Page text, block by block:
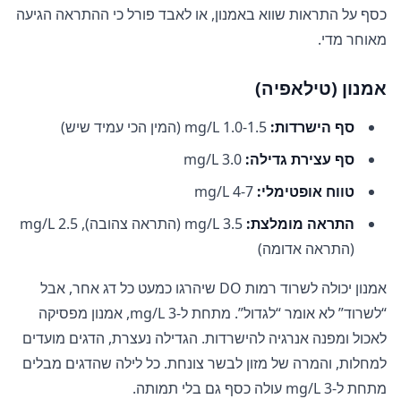
כסף על התראות שווא באמנון, או לאבד פורל כי ההתראה הגיעה
מאוחר מדי.
אמנון (טילאפיה)
סף הישרדות:
סף עצירת גדילה:
טווח אופטימלי:
התראה מומלצת:
3.5 mg/L (התראה צהובה), 2.5 mg/L
(התראה אדומה)
אמנון יכולה לשרוד רמות DO שיהרגו כמעט כל דג אחר, אבל
“לשרוד” לא אומר “לגדול”. מתחת ל-3 mg/L, אמנון מפסיקה
לאכול ומפנה אנרגיה להישרדות. הגדילה נעצרת, הדגים מועדים
למחלות, והמרה של מזון לבשר צונחת. כל לילה שהדגים מבלים
מתחת ל-3 mg/L עולה כסף גם בלי תמותה.